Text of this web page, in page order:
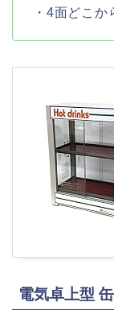
・4面どこか
電気卓上型